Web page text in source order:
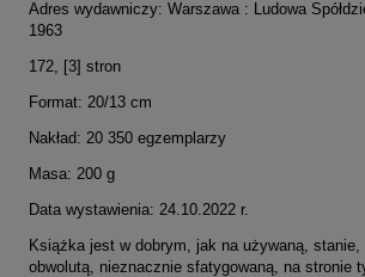
Adres wydawniczy: Warszawa : Ludowa
1963
172, [3] stron
Format: 20/13 cm
Nakład: 20 350 egzemplarzy
Masa: 200 g
Data wystawienia: 24.10.2022 r.
Książka jest w dobrym, jak na używaną, stanie,
obwolutą, nieznacznie sfatygowaną, na stronie